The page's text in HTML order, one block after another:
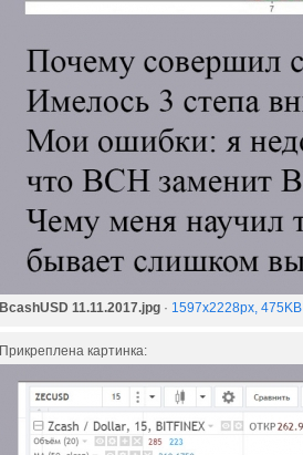
BcashUSD 11.11.2017.jpg · 1597x2228px, 475KB
Прикреплена картинка: